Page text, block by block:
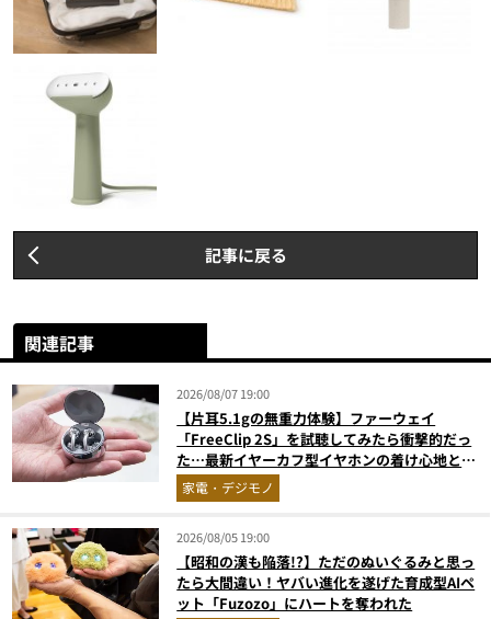
記事に戻る
関連記事
2026/08/07 19:00
【片耳5.1gの無重力体験】ファーウェイ
「FreeClip 2S」を試聴してみたら衝撃的だっ
た…最新イヤーカフ型イヤホンの着け心地とAI
技術に感動
家電・デジモノ
2026/08/05 19:00
【昭和の漢も陥落!?】ただのぬいぐるみと思っ
たら大間違い！ヤバい進化を遂げた育成型AIペ
ット「Fuzozo」にハートを奪われた